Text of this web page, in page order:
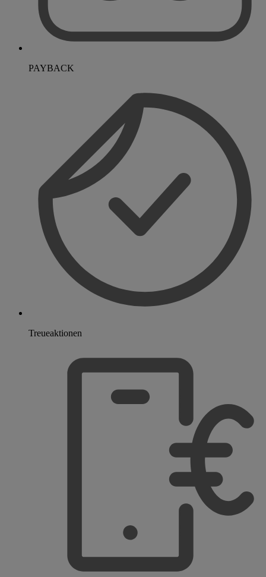
PAYBACK
Treueaktionen